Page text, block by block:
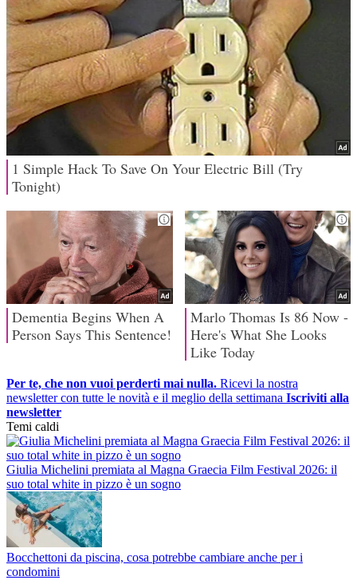
Per te, che non vuoi perderti mai nulla. Ricevi la nostra
newsletter con tutte le novità e il meglio della settimana Iscriviti alla
newsletter
Temi caldi
Giulia Michelini premiata al Magna Graecia Film Festival 2026: il
suo total white in pizzo è un sogno
Bocchettoni da piscina, cosa potrebbe cambiare anche per i
condomini